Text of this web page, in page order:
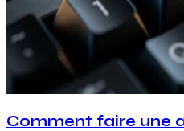
Comment faire une